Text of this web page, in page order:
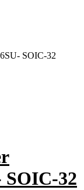
SOIC-32
SOIC-32